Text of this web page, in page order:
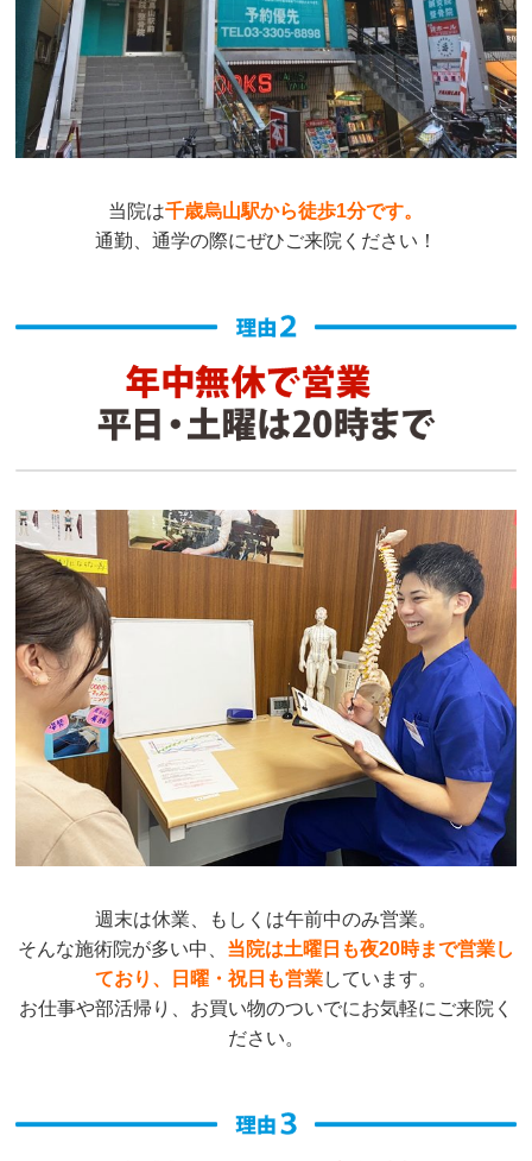
当院は千歳烏山駅から徒歩1分です。
通勤、通学の際にぜひご来院ください！
週末は休業、もしくは午前中のみ営業。
そんな施術院が多い中、 当院は土曜日も夜20時まで営業し
ており、日曜・祝日も営業しています。
お仕事や部活帰り、お買い物のついでにお気軽にご来院く
ださい。